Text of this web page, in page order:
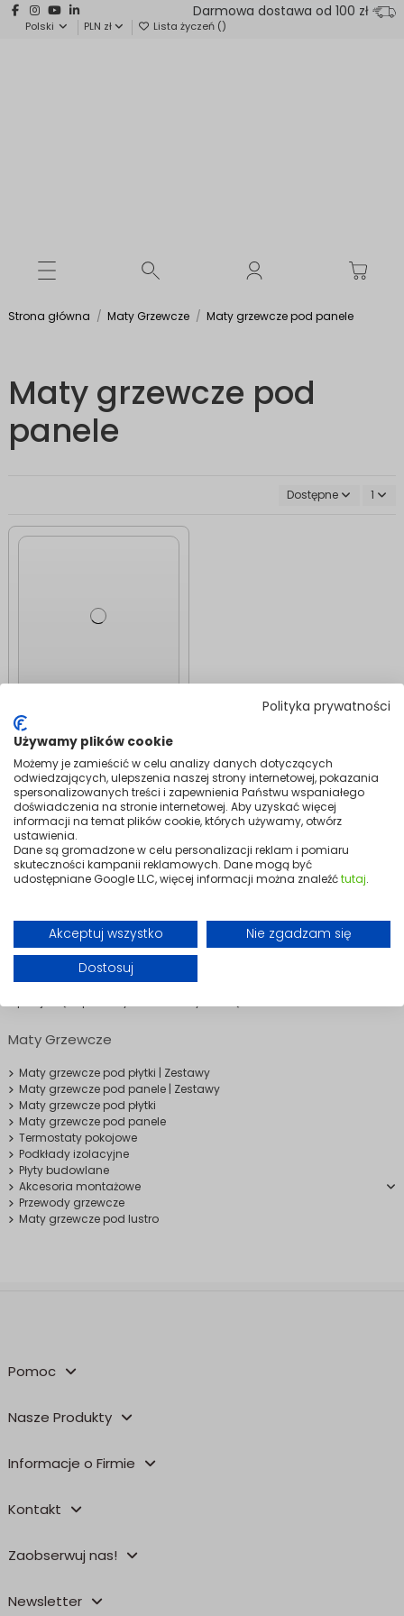
Polityka prywatności
Używamy plików cookie
Możemy je zamieścić w celu analizy danych dotyczących
odwiedzających, ulepszenia naszej strony internetowej, pokazania
spersonalizowanych treści i zapewnienia Państwu wspaniałego
doświadczenia na stronie internetowej. Aby uzyskać więcej
informacji na temat plików cookie, których używamy, otwórz
ustawienia.
Dane są gromadzone w celu personalizacji reklam i pomiaru
skuteczności kampanii reklamowych. Dane mogą być
udostępniane Google LLC, więcej informacji można znaleźćtutaj.
Akceptuj wszystko
Nie zgadzam się
Dostosuj
Darmowa dostawa od 100 zł
Polski PLN zł Lista życzeń ()
Strona główna Maty Grzewcze Maty grzewcze pod panele
Maty grzewcze pod
panele
Dostępne 1
panele MAL-160
W/m² | Elektryczne
ogrzewanie
podłogowe
209,99 zł
Dodaj do
koszyka
i trwałego działania. Mogą pełnić funkcję głównego źródła
ogrzewania w mniejszych pomieszczeniach lub dodatkowego
dogrzewania w większych wnętrzach. W połączeniu z termostatami –
również w wersji WiFi – pozwalają na pełną kontrolę temperatury i
zużycia energii. To rozwiązanie, które podnosi komfort życia i idealnie
Maty Grzewcze
Maty grzewcze pod płytki | Zestawy
Maty grzewcze pod panele | Zestawy
Maty grzewcze pod płytki
Maty grzewcze pod panele
Termostaty pokojowe
Podkłady izolacyjne
Płyty budowlane
Akcesoria montażowe
Przewody grzewcze
Maty grzewcze pod lustro
Pomoc
Nasze Produkty
Informacje o Firmie
Kontakt
Zaobserwuj nas!
Newsletter